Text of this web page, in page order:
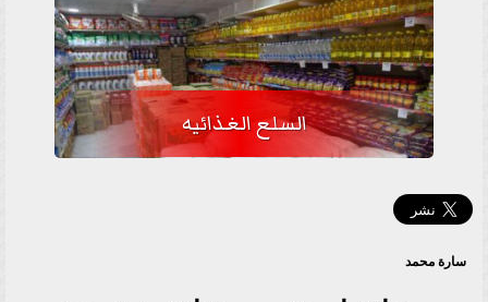
السلع الغذائيه
سارة محمد